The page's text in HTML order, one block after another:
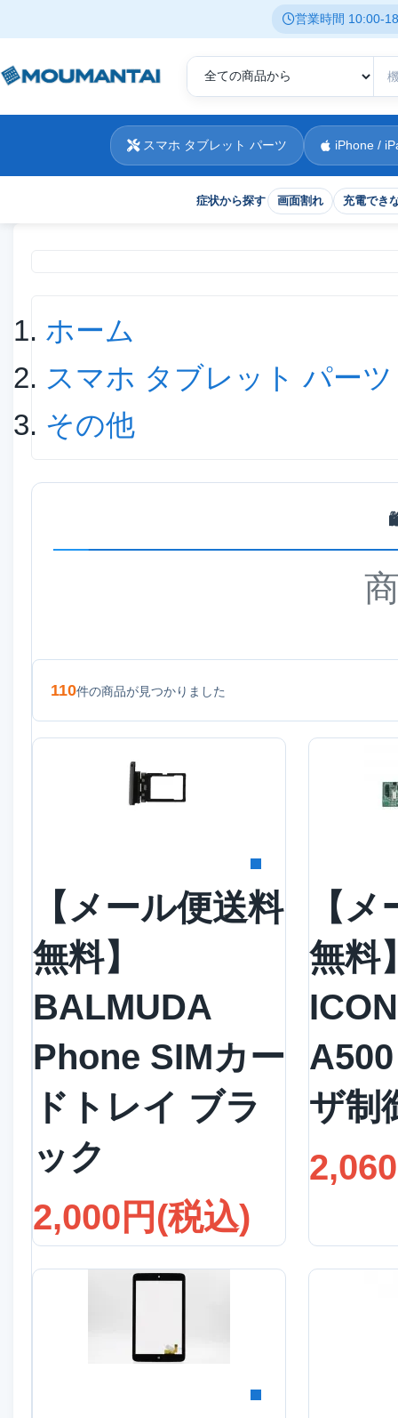
営業時間 10:00-
症状から探す 画面割れ 充電でき
スマホ タブレット パーツ iPhone /
現在位置
ホーム
スマホ タブレット パーツ
その他
110件の商品が見つかりました
【メール便送料
無料】
BALMUDA
Phone SIMカー
ドトレイ ブラ
ック
2,000円(税込)
【
無料
ザ制